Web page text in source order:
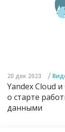
20 дек 2023 /
Yandex Cloud
о старте
данными